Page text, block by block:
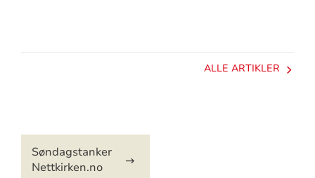
ALLE ARTIKLER
Artikkelsnarveger
Søndagstanker
Nettkirken.no